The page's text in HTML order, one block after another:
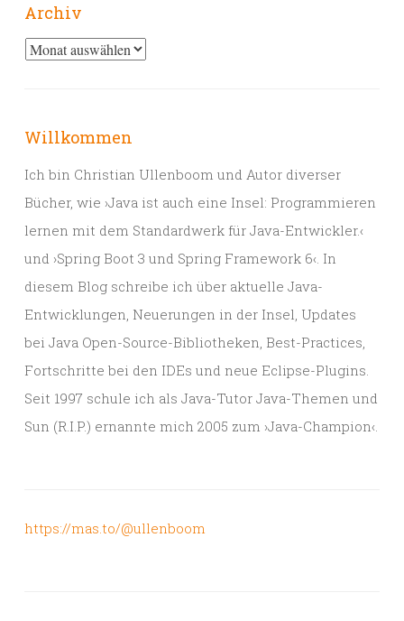
Archiv
Archiv
Willkommen
Ich bin Christian Ullenboom und Autor diverser
Bücher, wie ›Java ist auch eine Insel: Programmieren
lernen mit dem Standardwerk für Java-Entwickler.‹
und ›Spring Boot 3 und Spring Framework 6‹. In
diesem Blog schreibe ich über aktuelle Java-
Entwicklungen, Neuerungen in der Insel, Updates
bei Java Open-Source-Bibliotheken, Best-Practices,
Fortschritte bei den IDEs und neue Eclipse-Plugins.
Seit 1997 schule ich als Java-Tutor Java-Themen und
Sun (R.I.P.) ernannte mich 2005 zum ›Java-Champion‹.
https://mas.to/@ullenboom